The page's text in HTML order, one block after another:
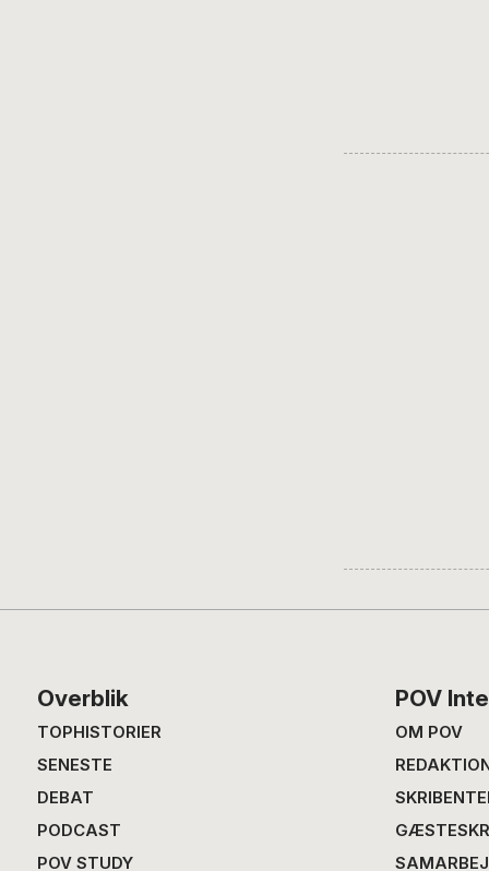
Footer
Overblik
TOPHISTORIER
SENESTE
DEBAT
PODCAST
POV STUDY
POV
OM POV
REDAKTION